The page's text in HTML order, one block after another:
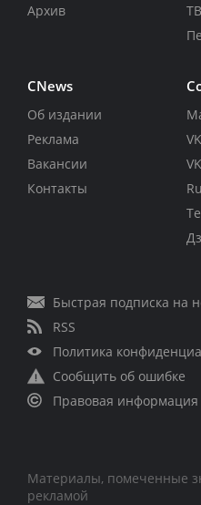
Архив
ТВ
CNews
Об издании
Реклама
Вакансии
Контакты
VK
Быстрая подписка на
RSS
Политика
Сообщить об ошибке
Правовая информация
Материалы, помеченные
рекламой